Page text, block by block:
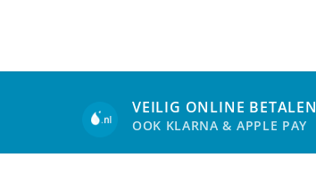
VEILIG ONLINE BETALEN
OOK KLARNA & APPLE PAY